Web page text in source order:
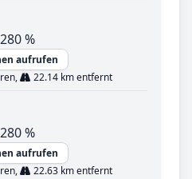
%
aufrufen
22.14 km entfernt
%
aufrufen
22.63 km entfernt